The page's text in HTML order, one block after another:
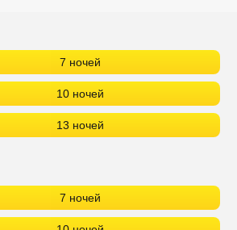
7 ночей
10 ночей
13 ночей
7 ночей